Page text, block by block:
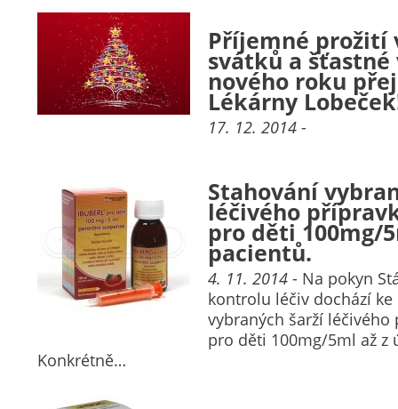
Příjemné prožití
svátků a
nového roku
Lékárny
17. 12. 2014 -
Stahování
léčivého
pro děti 100mg/
pacientů.
4. 11. 2014 - Na pokyn
kontrolu léčiv dochází
vybraných šarží
pro děti 100mg/5ml až z
Konkrétně…